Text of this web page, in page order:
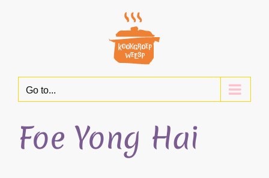
Go to...
Foe Yong Hai